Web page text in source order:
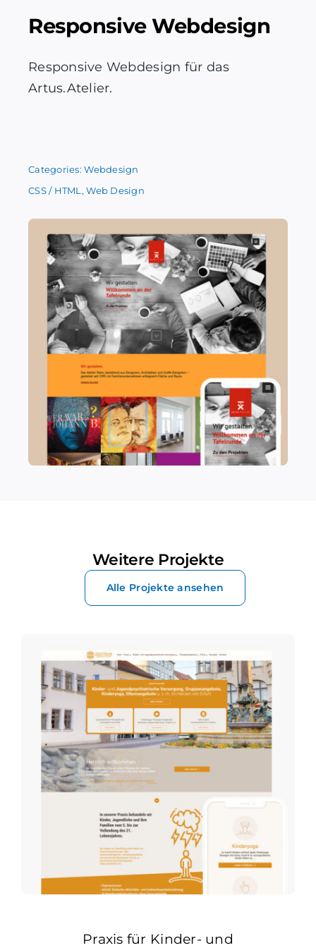
Responsive Webdesign
Responsive Webdesign für das
Artus.Atelier.
Categories:Webdesign
CSS / HTML,Web Design
Weitere Projekte
Alle Projekte ansehen
Praxis für Kinder- und